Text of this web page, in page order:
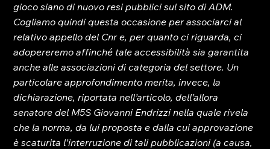
gioco siano di nuovo resi pubblici sul sito di ADM.
Cogliamo quindi questa occasione per associarci al
relativo appello del Cnr e, per quanto ci riguarda, ci
adopereremo affinché tale accessibilità sia garantita
anche alle associazioni di categoria del settore. Un
particolare approfondimento merita, invece, la
dichiarazione, riportata nell’articolo, dell’allora
senatore del M5S Giovanni Endrizzi nella quale rivela
che la norma, da lui proposta e dalla cui approvazione
è scaturita l’interruzione di tali pubblicazioni (a causa,